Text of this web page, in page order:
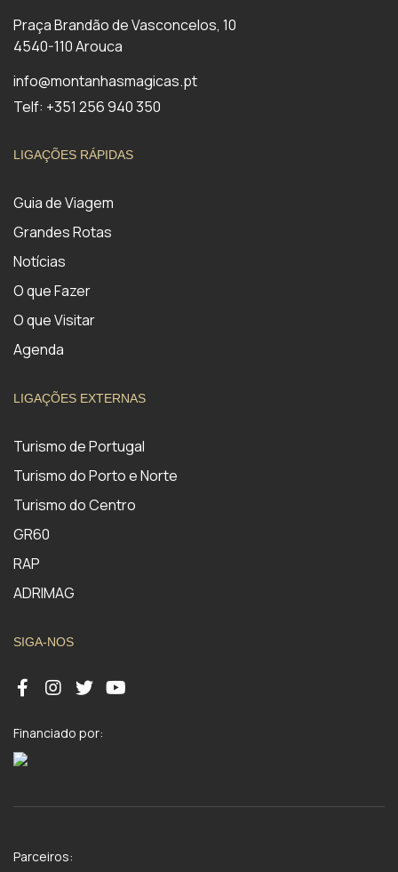
Praça Brandão de Vasconcelos, 10
4540-110 Arouca
info@montanhasmagicas.pt
Telf: +351 256 940 350
LIGAÇÕES RÁPIDAS
Guia de Viagem
Grandes Rotas
Notícias
O que Fazer
O que Visitar
Agenda
LIGAÇÕES EXTERNAS
Turismo de Portugal
Turismo do Porto e Norte
Turismo do Centro
GR60
RAP
ADRIMAG
SIGA-NOS
Financiado por:
Parceiros: